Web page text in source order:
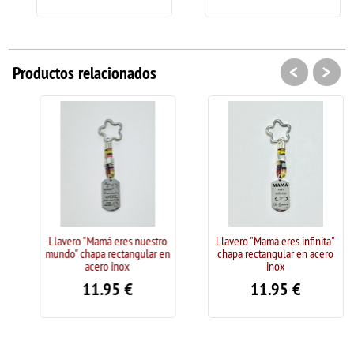
Productos relacionados
Llavero "Mamá eres nuestro
mundo" chapa rectangular en
acero inox
11.95€
Llavero "Mamá eres infinita"
chapa rectangular en acero
inox
11.95€
< >